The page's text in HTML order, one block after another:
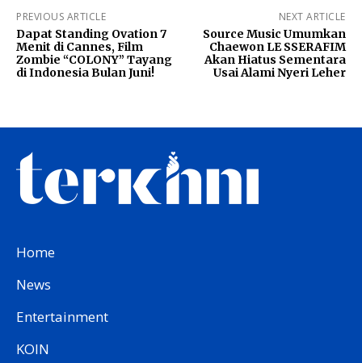
PREVIOUS ARTICLE
Dapat Standing Ovation 7
Menit di Cannes, Film
Zombie “COLONY” Tayang
di Indonesia Bulan Juni!
NEXT ARTICLE
Source Music Umumkan
Chaewon LE SSERAFIM
Akan Hiatus Sementara
Usai Alami Nyeri Leher
Home
News
Entertainment
KOIN